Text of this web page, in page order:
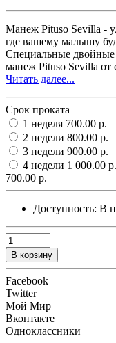
Манеж Pituso Sevilla -
где вашему малышу
Специальные двойные
манеж Pituso Sevilla от
Читать далее...
Срок проката
1 неделя 700.00 р.
2 недели 800.00 р.
3 недели 900.00 р.
4 недели 1 000.00 р.
700.00 р.
Доступность: В
В корзину
Facebook
Twitter
Мой Мир
Вконтакте
Одноклассники